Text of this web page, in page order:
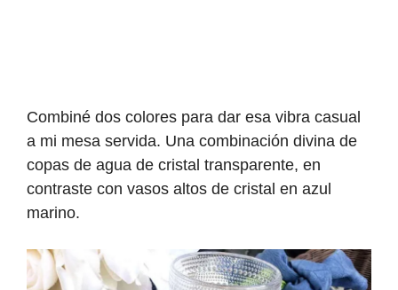
Combiné dos colores para dar esa vibra casual
a mi mesa servida. Una combinación divina de
copas de agua de cristal transparente, en
contraste con vasos altos de cristal en azul
marino.